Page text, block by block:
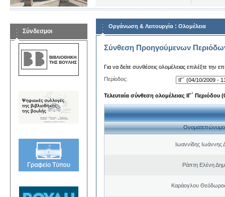
Σύνδεσμοι
Οργάνωση & Λειτουργία : Ολομέλεια
Σύνθεση Προηγούμενων
Για να δείτε συνθέσεις ολομέλειας επιλέξτε την
Περίοδος:
Τελευταία σύνθεση ολομέλειας ΙΓ΄ Περιόδου
Ονοματεπώνυμο
Ιωαννίδης Ιωάννης
Ράπτη Ελένη
Καράογλου